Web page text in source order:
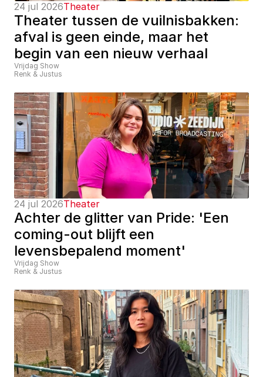
24 jul 2026Theater
Theater tussen de vuilnisbakken:
afval is geen einde, maar het
begin van een nieuw verhaal
Vrijdag Show
Renk & Justus
24 jul 2026Theater
Achter de glitter van Pride: 'Een
coming-out blijft een
levensbepalend moment'
Vrijdag Show
Renk & Justus